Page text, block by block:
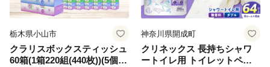
栃木県小山市
クラリスボックスティッシュ
60箱(1箱220組(440枚))(5個入
神奈川県開成町
クリネックス 長持ちシャワ
ートイレ用 トイレットペー